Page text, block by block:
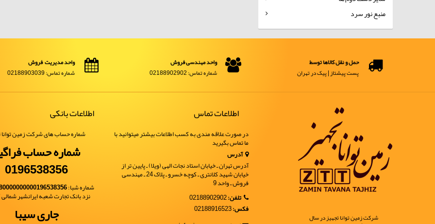
منبع نور سرد
حمل و نقل کالاها توسط
پست پیشتاز | پیک در تهران
واحد مهندسی فروش
شماره تماس: 02188902902
واحد مدیریت فروش
شماره تماس: 02188903039
شرکت زمین توانا تجهیز در سال
اطلاعات تماس
در صورت علاقه مندی به کسب اطلاعات بیشتر میتوانید با
ما تماس بگیرید
آدرس
آدرس تهران ـ خیابان استاد نجات الهی (ویلا) ـ پایین تر از
خیابان شهید کلانتری ـ کوچه خسرو ـ پلاک 24 ـ مهندسی
فروش ـ واحد 9
تلفن:02188902902
فکس:02188916523
اطلاعات بانکی
شماره حساب های شرکت زمین توانا
شماره حساب
0196538356
شماره شبا:
نزد بانک تجارت شعبه ایرانشهر شمالی
جاری سیبا